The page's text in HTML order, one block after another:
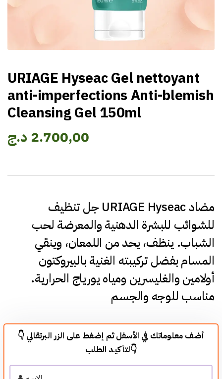
URIAGE Hyseac Gel nettoyant
anti-imperfections Anti-blemish
Cleansing Gel 150ml
2.700,00 د.ج
جل تنظيف URIAGE Hyseac مضاد
للشوائب للبشرة الدهنية والمعرضة لحب
الشباب. ينظف، يحد من اللمعان، وينقي
المسام بفضل تركيبته الغنية بالبيروكتون
أولامين والغليسرين ومياه يورياج الحرارية.
مناسب للوجه والجسم
👇 أضف معلوماتك في الأسفل ثم إضغط على الزر البرتقالي
لتأكيد الطلب👇